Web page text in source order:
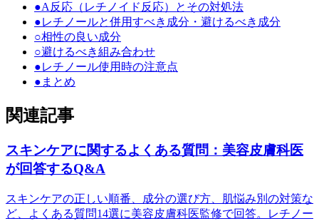
●A反応（レチノイド反応）とその対処法
●レチノールと併用すべき成分・避けるべき成分
○相性の良い成分
○避けるべき組み合わせ
●レチノール使用時の注意点
● まとめ
関連記事
スキンケアに関するよくある質問：美容皮膚科医
が回答するQ&A
スキンケアの正しい順番、成分の選び方、肌悩み別の対策な
ど、よくある質問14選に美容皮膚科医監修で回答。レチノー